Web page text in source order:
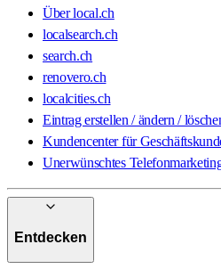
Über local.ch
localsearch.ch
search.ch
renovero.ch
localcities.ch
Eintrag erstellen / ändern /
Kundencenter für
Unerwünschtes
Entdecken